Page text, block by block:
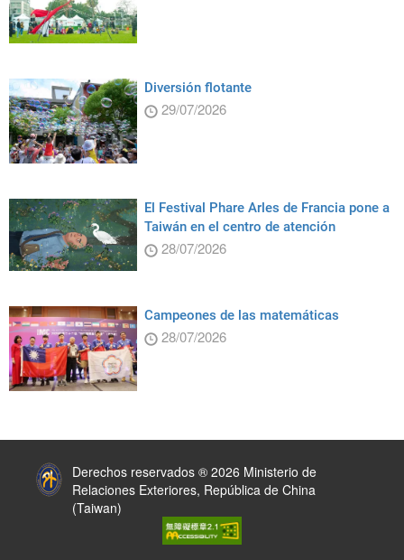
Diversión flotante
29/07/2026
El Festival Phare Arles de Francia pone a
Taiwán en el centro de atención
28/07/2026
Campeones de las matemáticas
28/07/2026
Derechos reservados ® 2026 Ministerio de
Relaciones Exteriores, República de China
(Taiwan)